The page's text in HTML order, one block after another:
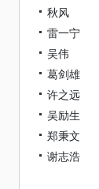
秋风
雷一宁
吴伟
葛剑雄
许之远
吴励生
郑秉文
谢志浩